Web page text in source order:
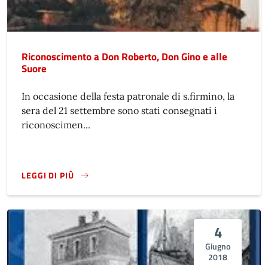
Riconoscimento a Don Roberto, Don Gino e alle
Suore
In occasione della festa patronale di s.firmino, la
sera del 21 settembre sono stati consegnati i
riconoscimen...
LEGGI DI PIÙ
4
Giugno
2018